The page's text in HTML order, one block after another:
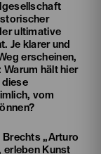
ultimative
Je klarer und
erscheinen,
hält hier
diese
vom
Brechts „Arturo
erleben Kunst